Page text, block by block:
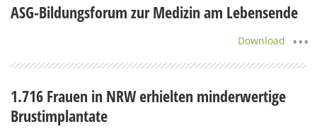
ASG-Bildungsforum zur Medizin am Lebensende
Download
1.716 Frauen in NRW erhielten minderwertige
Brustimplantate